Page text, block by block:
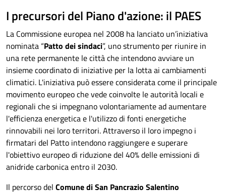
I precursori del Piano d'azione: il PAES
La Commissione europea nel 2008 ha lanciato un’iniziativa
nominata “Patto dei sindaci”, uno strumento per riunire in
una rete permanente le città che intendono avviare un
insieme coordinato di iniziative per la lotta ai cambiamenti
climatici. L'iniziativa può essere considerata come il principale
movimento europeo che vede coinvolte le autorità locali e
regionali che si impegnano volontariamente ad aumentare
l'efficienza energetica e l'utilizzo di fonti energetiche
rinnovabili nei loro territori. Attraverso il loro impegno i
firmatari del Patto intendono raggiungere e superare
l'obiettivo europeo di riduzione del 40% delle emissioni di
anidride carbonica entro il 2030.
Il percorso del Comune di San Pancrazio Salentino